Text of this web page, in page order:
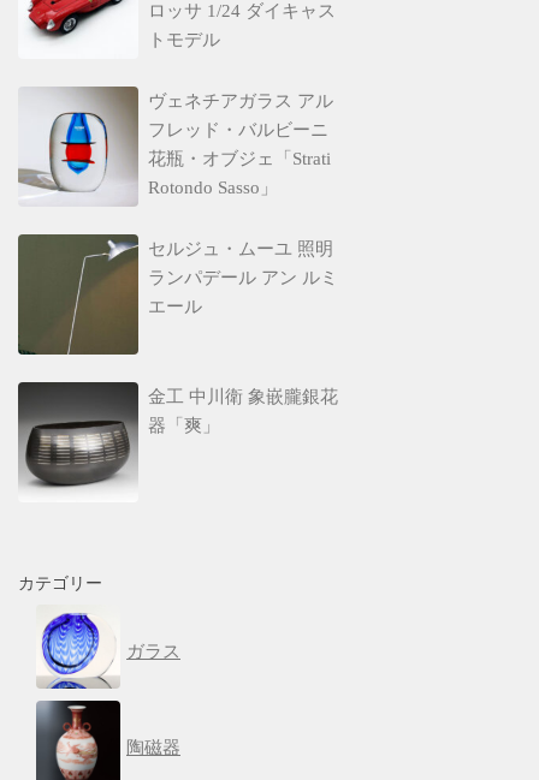
ロッサ 1/24 ダイキャス
トモデル
ヴェネチアガラス アル
フレッド・バルビーニ
花瓶・オブジェ「Strati
Rotondo Sasso」
セルジュ・ムーユ 照明
ランパデール アン ルミ
エール
金工 中川衛 象嵌朧銀花
器「爽」
カテゴリー
ガラス
陶磁器